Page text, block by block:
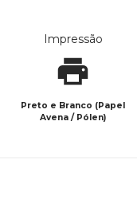
Impressão
Preto e Branco (Papel
Avena / Pólen)